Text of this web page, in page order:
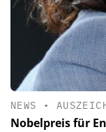
NEWS •
Nobelpreis für